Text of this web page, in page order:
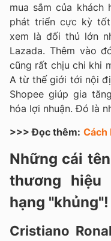
mua sắm của khách
phát triển cực kỳ
xem là đối thủ lớn
Lazada. Thêm vào
cũng rất chịu chi khi
A từ thế giới tới nội
Shopee giúp gia
hóa lợi nhuận. Đó là
>>> Đọc thêm: Cách
Những cái
thương hiệu
hạng "khủng"!
Cristiano